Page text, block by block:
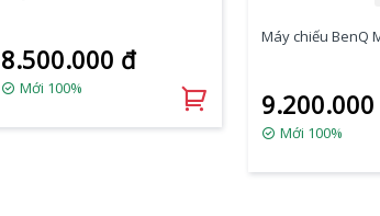
8.500.000 đ
Mới 100%
Máy chiếu BenQ
Mới 100%